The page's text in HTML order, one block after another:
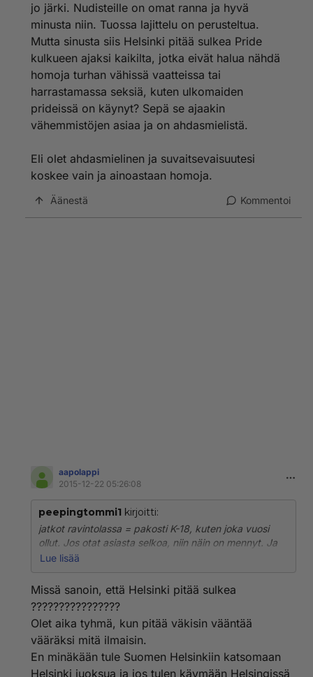
jo järki. Nudisteille on omat ranna ja hyvä
minusta niin. Tuossa lajittelu on perusteltua.
Mutta sinusta siis Helsinki pitää sulkea Pride
kulkueen ajaksi kaikilta, jotka eivät halua nähdä
homoja turhan vähissä vaatteissa tai
harrastamassa seksiä, kuten ulkomaiden
prideissä on käynyt? Sepä se ajaakin
vähemmistöjen asiaa ja on ahdasmielistä.
Eli olet ahdasmielinen ja suvaitsevaisuutesi
koskee vain ja ainoastaan homoja.
Äänestä Kommentoi
aapolappi
2015-12-22 05:26:08
peepingtommi1 kirjoitti:
jatkot ravintolassa = pakosti K-18, kuten joka vuosi
ollut. Jos otat asiasta selkoa, niin näin on mennyt. Ja
tuolloin on osa ravintoloista laskenut ikärajansa 20:stä
missä lukee että se olisi kielletty? Viralliset jatkot ovat
joka vuosi K-18, koska ne ovat anniskeluravintolassa.
Syytä asiasta lakia.
Eli sinusta lapsiperheet ym ohikulkijat on pakko altistaa
suoranaiselle homoseksille, mitä Pride tietyissä maissa
on? Eli siis keskustassa ei saisi liikkua ketään tuona
Lue lisää
Missä sanoin, että Helsinki pitää sulkea
????????????????
Olet aika tyhmä, kun pitää väkisin vääntää
vääräksi mitä ilmaisin.
En minäkään tule Suomen Helsinkiin katsomaan
Helsinki juoksua ja jos tulen käymään Helsingissä